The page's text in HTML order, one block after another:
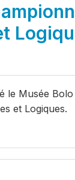
le Musée
et Logiques.